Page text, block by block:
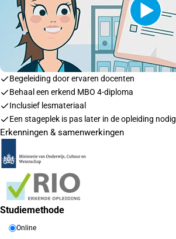
Begeleiding door ervaren docenten
Behaal een erkend MBO 4-diploma
Inclusief lesmateriaal
Een stageplek is pas later in de opleiding nodig
Erkenningen & samenwerkingen
Studiemethode
Online